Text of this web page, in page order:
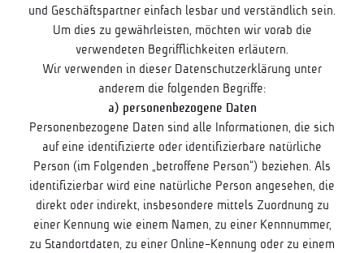
und Geschäftspartner einfach lesbar und verständlich sein.
Um dies zu gewährleisten, möchten wir vorab die
verwendeten Begrifflichkeiten erläutern.
Wir verwenden in dieser Datenschutzerklärung unter
anderem die folgenden Begriffe:
a) personenbezogene Daten
Personenbezogene Daten sind alle Informationen, die sich
auf eine identifizierte oder identifizierbare natürliche
Person (im Folgenden „betroffene Person“) beziehen. Als
identifizierbar wird eine natürliche Person angesehen, die
direkt oder indirekt, insbesondere mittels Zuordnung zu
einer Kennung wie einem Namen, zu einer Kennnummer,
zu Standortdaten, zu einer Online-Kennung oder zu einem